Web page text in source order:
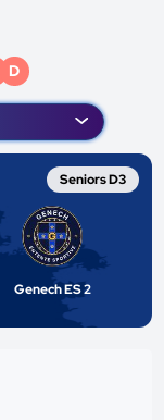
D
Seniors D3
Genech ES 2